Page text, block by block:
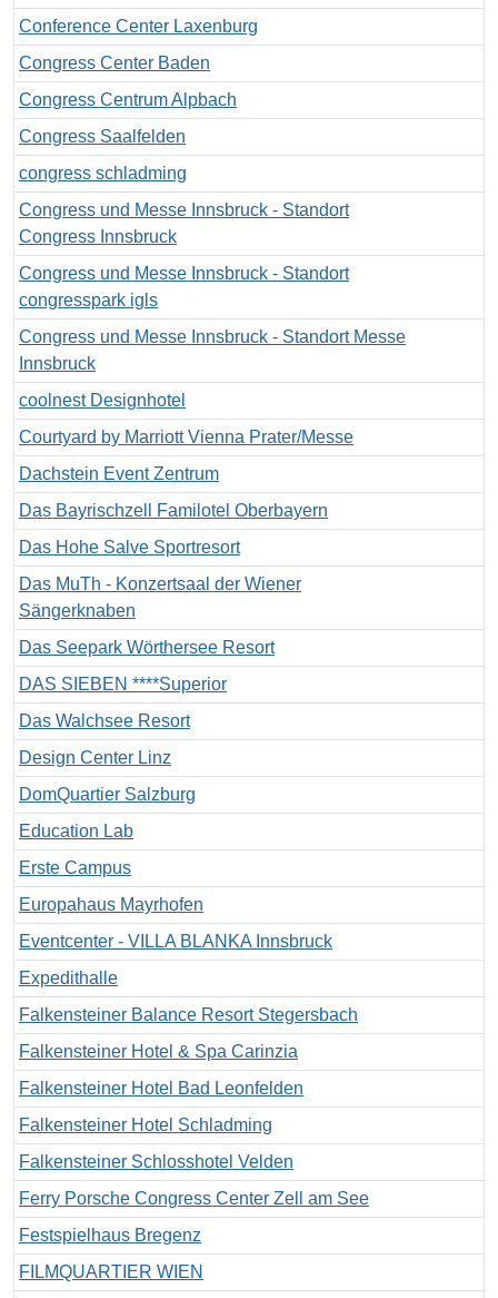
Conference Center Laxenburg
Congress Center Baden
Congress Centrum Alpbach
Congress Saalfelden
congress schladming
Congress und Messe Innsbruck - Standort
Congress Innsbruck
Congress und Messe Innsbruck - Standort
congresspark igls
Congress und Messe Innsbruck - Standort Messe
Innsbruck
coolnest Designhotel
Courtyard by Marriott Vienna Prater/Messe
Dachstein Event Zentrum
Das Bayrischzell Familotel Oberbayern
Das Hohe Salve Sportresort
Das MuTh - Konzertsaal der Wiener
Sängerknaben
Das Seepark Wörthersee Resort
DAS SIEBEN ****Superior
Das Walchsee Resort
Design Center Linz
DomQuartier Salzburg
Education Lab
Erste Campus
Europahaus Mayrhofen
Eventcenter - VILLA BLANKA Innsbruck
Expedithalle
Falkensteiner Balance Resort Stegersbach
Falkensteiner Hotel & Spa Carinzia
Falkensteiner Hotel Bad Leonfelden
Falkensteiner Hotel Schladming
Falkensteiner Schlosshotel Velden
Ferry Porsche Congress Center Zell am See
Festspielhaus Bregenz
FILMQUARTIER WIEN